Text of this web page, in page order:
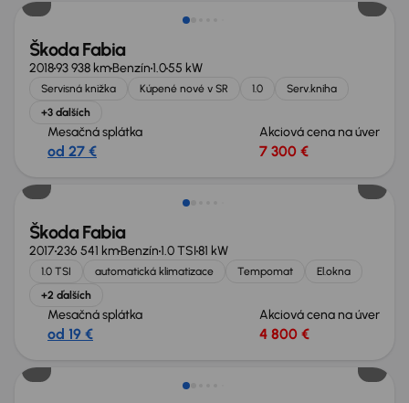
Škoda Fabia
201893 938 kmBenzín1.055 kW
Servisná knižka Kúpené nové v SR 1.0
Serv.kniha
+3 ďalších
Mesačná splátka
od 27 €
Akciová cena na úver
7 300 €
Škoda Fabia
2017236 541 kmBenzín1.0 TSI81 kW
1.0 TSI automatická klimatizace Tempomat
El.okna
+2 ďalších
Mesačná splátka
od 19 €
Akciová cena na úver
4 800 €